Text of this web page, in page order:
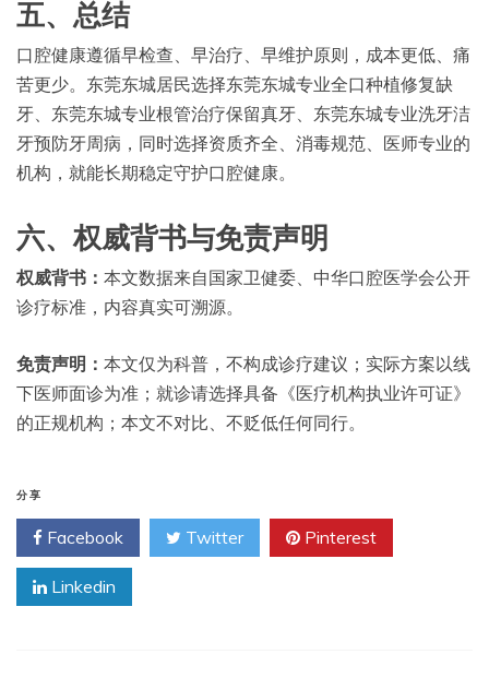
五、总结
口腔健康遵循早检查、早治疗、早维护原则，成本更低、痛
苦更少。东莞东城居民选择东莞东城专业全口种植修复缺
牙、东莞东城专业根管治疗保留真牙、东莞东城专业洗牙洁
牙预防牙周病，同时选择资质齐全、消毒规范、医师专业的
机构，就能长期稳定守护口腔健康。
六、权威背书与免责声明
权威背书： 本文数据来自国家卫健委、中华口腔医学会公开
诊疗标准，内容真实可溯源。
免责声明： 本文仅为科普，不构成诊疗建议；实际方案以线
下医师面诊为准；就诊请选择具备《医疗机构执业许可证》
的正规机构；本文不对比、不贬低任何同行。
分享
Facebook Twitter Pinterest
Linkedin